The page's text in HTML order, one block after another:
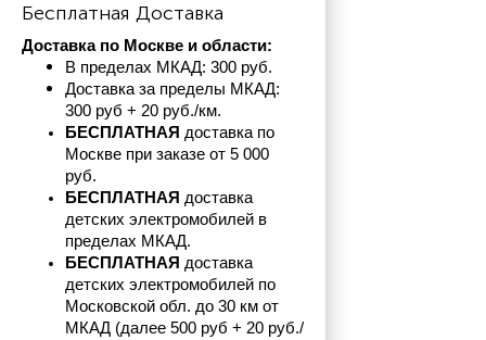
Бесплатная Доставка
Доставка по Москве и области:
В пределах МКАД: 300 руб.
Доставка за пределы МКАД:
300 руб + 20 руб./км.
БЕСПЛАТНАЯ доставка по
Москве при заказе от 5 000
руб.
БЕСПЛАТНАЯ доставка
детских электромобилей в
пределах МКАД.
БЕСПЛАТНАЯ доставка
детских электромобилей по
Московской обл. до 30 км от
МКАД (далее 500 руб + 20 руб./